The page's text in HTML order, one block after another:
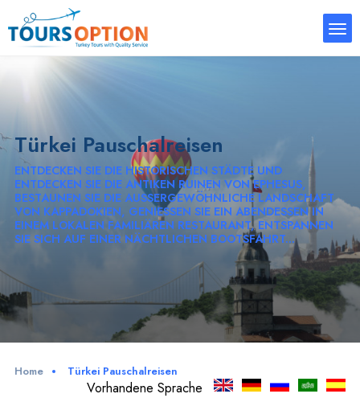
Türkei Pauschalreisen
ENTDECKEN SIE DIE HISTORISCHEN STÄDTE UND
ENTDECKEN SIE DIE ANTIKEN RUINEN VON EPHESUS,
BESTAUNEN SIE DIE AUSSERGEWÖHNLICHE LANDSCHAFT V
ON KAPPADOKIEN, GENIESSEN SIE EIN ABENDESSEN IN EI
NEM LOKALEN FAMILIÄREN RESTAURANT, ENTSPANNEN SI
E SICH AUF EINER NÄCHTLICHEN BOOTSFAHRT...
Home Türkei Pauschalreisen
Vorhandene Sprache